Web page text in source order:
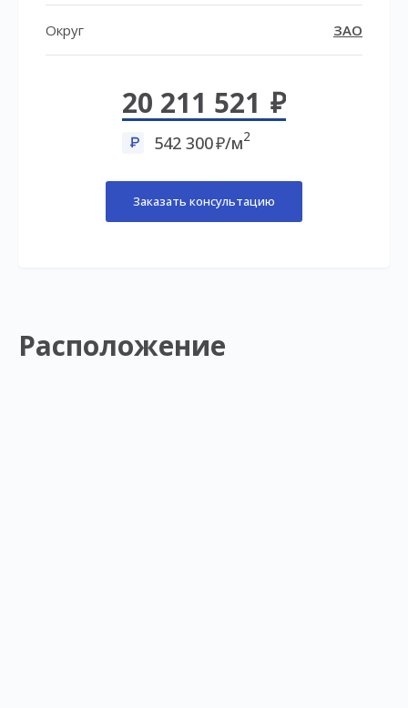
Округ ЗАО
20 211 521
542 300 /м2
Заказать консультацию
Расположение